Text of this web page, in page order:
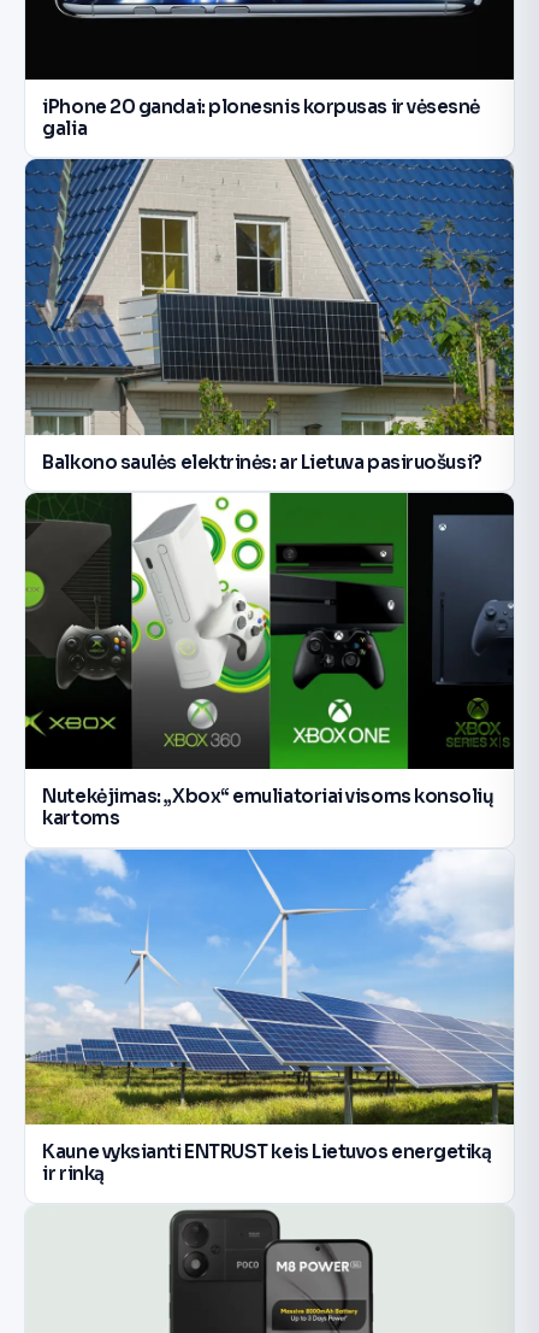
iPhone 20 gandai: plonesnis korpusas ir vėsesnė
galia
Balkono saulės elektrinės: ar Lietuva pasiruošusi?
Nutekėjimas: „Xbox“ emuliatoriai visoms konsolių
kartoms
Kaune vyksianti ENTRUST keis Lietuvos energetiką
ir rinką